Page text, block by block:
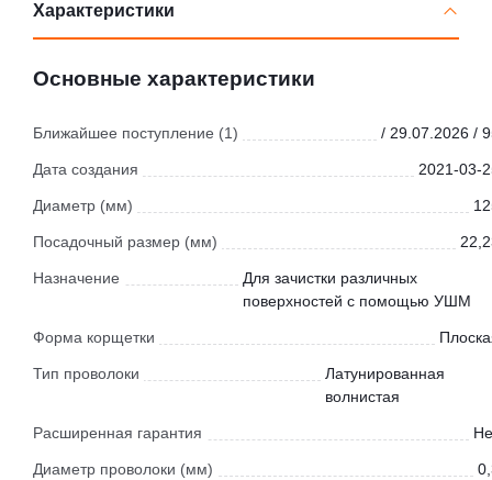
Характеристики
Основные характеристики
Ближайшее поступление (1) / 29.07.2026 /
Дата создания 2021-03-
Диаметр (мм)
Посадочный размер (мм)
Назначение
Для зачистки различных
поверхностей с помощью УШМ
Форма корщетки
Тип проволоки
Латунированная
волнистая
Расширенная гарантия
Диаметр проволоки (мм)